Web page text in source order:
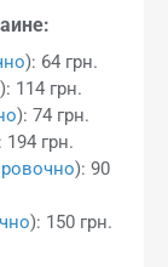
): 64 грн.
): 114 грн.
): 74 грн.
194 грн.
): 90
): 150 грн.